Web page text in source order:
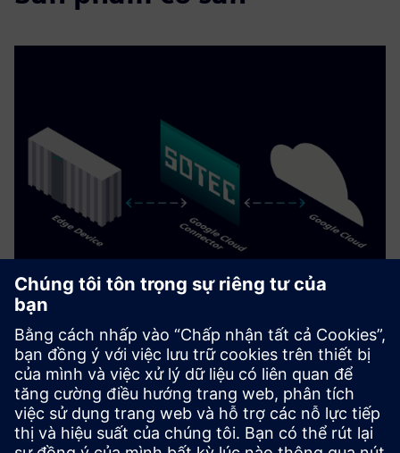
Google Cloud Connector
Kết nối Siemens Industrial Edge Ecosystem và Google Cloud
để có các trường hợp sử dụng dựa trên dữ liệu và hỗ trợ AI
mạnh mẽ.